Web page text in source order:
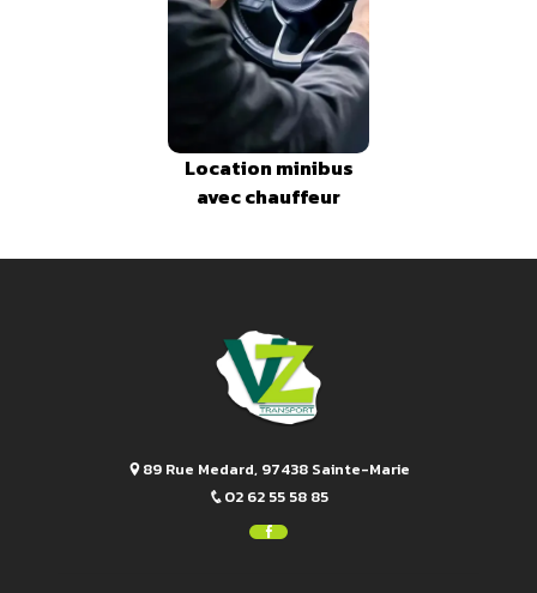
Location minibus
avec chauffeur
89 Rue Medard, 97438 Sainte-Marie
02 62 55 58 85